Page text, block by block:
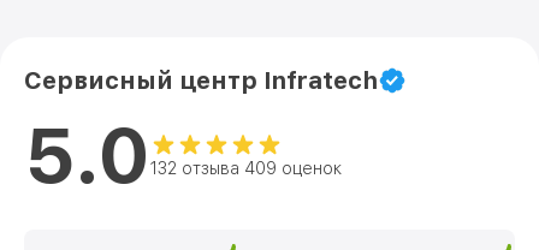
Сервисный центр Infratech
5.0 132 отзыва 409 оценок